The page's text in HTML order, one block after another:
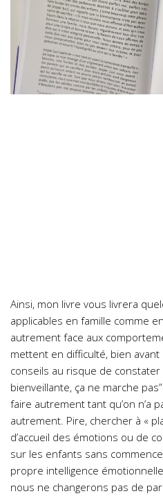
Ainsi, mon livre vous livrera
applicables en famille comme
autrement face aux
mettent en difficulté, bien
conseils au risque de constater
bienveillante, ça ne marche
faire autrement tant qu’on n’a
autrement. Pire, chercher à «
d’accueil des émotions ou de
sur les enfants sans
propre intelligence
nous ne changerons pas de